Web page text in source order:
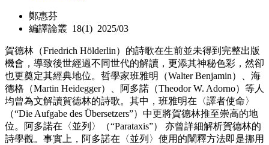
鄭惠芬
編譯論叢 18(1) 2025/03
賀德林（Friedrich Hölderlin）的詩歌在生前並未得到完整出版
機會，導致後世經過不同世代的解讀，更添其神秘色彩，然卻
也更奠定其經典地位。哲學家班雅明（Walter Benjamin）、海
德格（Martin Heidegger）、阿多諾（Theodor W. Adorno）等人
均曾為文解讀賀德林的詩歌。其中，班雅明在〈譯者使命〉
（“Die Aufgabe des Übersetzers”）中更將賀德林推至崇高的地
位。阿多諾在〈並列〉（“Parataxis”） 亦曾詳細解析賀德林的
詩學觀。事實上，阿多諾在〈並列〉使用的闡釋方法即是挪用